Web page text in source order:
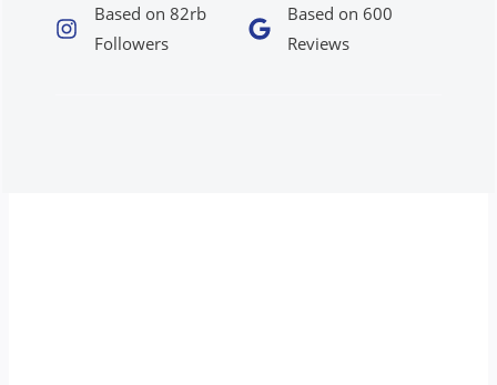
Based on 82rb
Followers​
Based on 600
Reviews​